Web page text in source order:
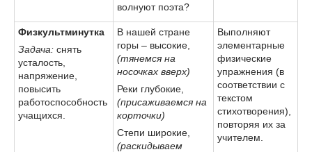
волнуют поэта?
Физкультминутка
Задача: снять
усталость,
напряжение,
повысить
работоспособность
учащихся.
В нашей стране
горы – высокие,
(тянемся на
носочках вверх)
Реки глубокие,
(присаживаемся на
корточки)
Степи широкие,
(раскидываем
Выполняют
элементарные
физические
упражнения (в
соответствии с
текстом
стихотворения),
повторяя их за
учителем.